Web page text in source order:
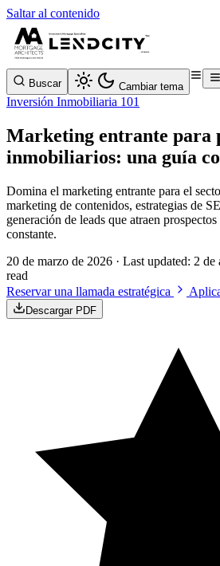
Saltar al contenido
Buscar Cambiar tema
Inversión Inmobiliaria 101
Marketing entrante para
inmobiliarios: una guía
Domina el marketing entrante para el
marketing de contenidos, estrategias de
generación de leads que atraen
constante.
20 de marzo de 2026 · Last updated: 2 de
read
Reservar una llamada estratégica
Descargar PDF